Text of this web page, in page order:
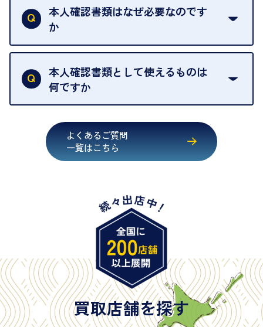
出張買取のお品物は、8日間保管しております。
取の場合は1点あたり数分程度が目安です。大量の
お品物の場合は、お時間をいただくことがございま
本人確認書類はなぜ必要なのです
か
買取店は古物営業法により、お客様のご本人確認を
行うことが義務付けられています。安心してお取引
いただくためにも、ご協力をお願いいたします。
本人確認書類として使えるものは
何ですか
・健康保険証確認書
・マイナンバーカード
・在留カード
・旧パスポート
※原則として「公的機関が発行し、氏名、住所、生
年月日が記載されているもの
※日本国政府発行のもの
※2020年2月4日以降に申請された新型パスポートに
は「所持人記入欄（住所記載欄）」が存在しないた
め、単体では古物営業法上の本人確認書類として認
よくあるご質問
一覧はこちら
買取店舗を探す